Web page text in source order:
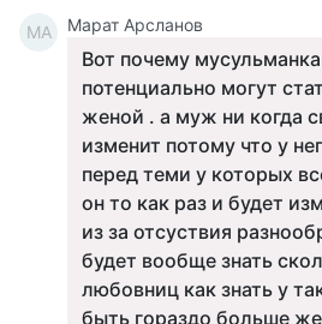
МА Марат Арсланов
Вот почему
потенциально могут
женой . а муж ни когда
изменит потому что у
перед теми у которых
он то как раз и будет
из за отсуствия
будет вообще знать
любовниц как знать у
быть гораздо больше